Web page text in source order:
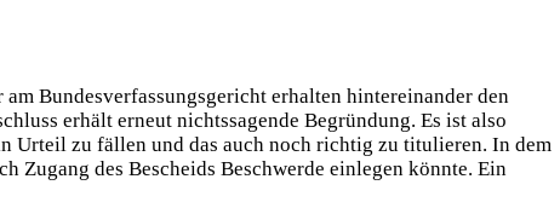
Bundesverfassungsgericht erhalten hintereinander den
erhält erneut nichtssagende Begründung. Es ist also
Urteil zu fällen und das auch noch richtig zu titulieren. In dem
Zugang des Bescheids Beschwerde einlegen könnte. Ein